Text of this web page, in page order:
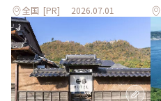
全国 [PR] 2026.07.01